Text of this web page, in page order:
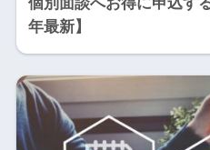
個別面談へお得に申込す
年最新】